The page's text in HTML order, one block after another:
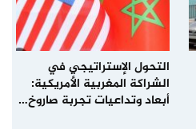
التحول الإستراتيجي في
الشراكة المغربية الأمريكية:
أبعاد وتداعيات تجربة صاروخ…